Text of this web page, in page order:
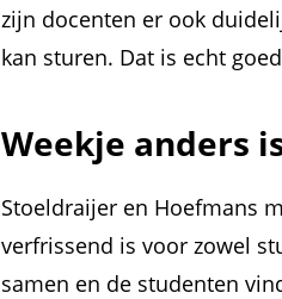
zijn docenten er ook
kan sturen. Dat is echt
Weekje anders
Stoeldraijer en Hoefmans
verfrissend is voor zowel
samen en de studenten